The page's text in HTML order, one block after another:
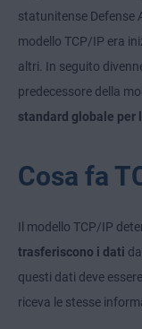
statunitense Defense
modello TCP/IP era
altri. In seguito
predecessore della
standard globale per
Cosa fa
Il modello TCP/IP
trasferiscono i dati
questi dati deve
riceva le stesse